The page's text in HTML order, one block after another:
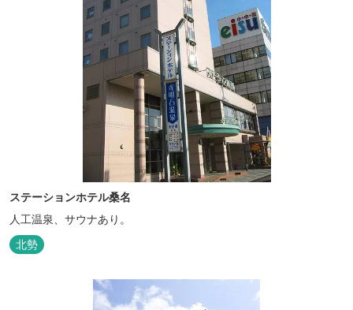
ステーションホテル桑名
人工温泉、サウナあり。
北勢